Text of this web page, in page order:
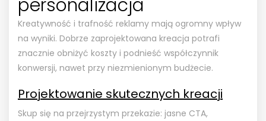
personalizacja
Kreatywność i trafność reklamy mają ogromny wpływ
na wyniki. Dobrze zaprojektowana kreacja potrafi
znacznie obniżyć koszty i podnieść współczynnik
konwersji, nawet przy niezmienionym budżecie.
Projektowanie skutecznych kreacji
Skup się na przejrzystym przekazie: jasne CTA,